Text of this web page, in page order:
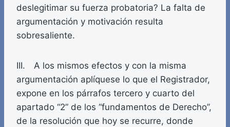
deslegitimar su fuerza probatoria? La falta de
argumentación y motivación resulta
sobresaliente.
III. A los mismos efectos y con la misma
argumentación aplíquese lo que el Registrador,
expone en los párrafos tercero y cuarto del
apartado “2” de los “fundamentos de Derecho”,
de la resolución que hoy se recurre, donde